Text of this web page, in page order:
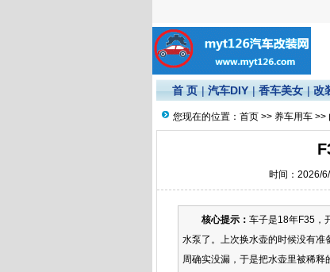
首 页 |汽车DIY |香车美女 |改
您现在的位置： 首页 >> 养车用车 >>
时间：2026/
核心提示： 车子是18年F35，
水泵了。上次换水壶的时候没有
周确实没漏，于是把水壶里被稀